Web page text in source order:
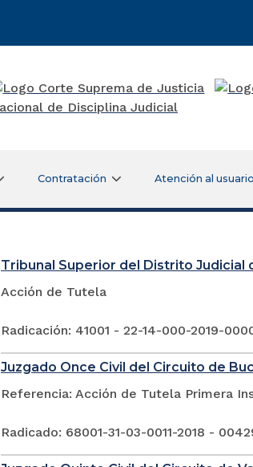
Contratación Atención al usuario
Tribunal Superior del Distrito Judicial
Acción de Tutela
Radicación: 41001 - 22-14-000-2019-
Juzgado Once Civil del Circuito de
Referencia: Acción de Tutela Primera
Radicado: 68001-31-03-0011-2018 -